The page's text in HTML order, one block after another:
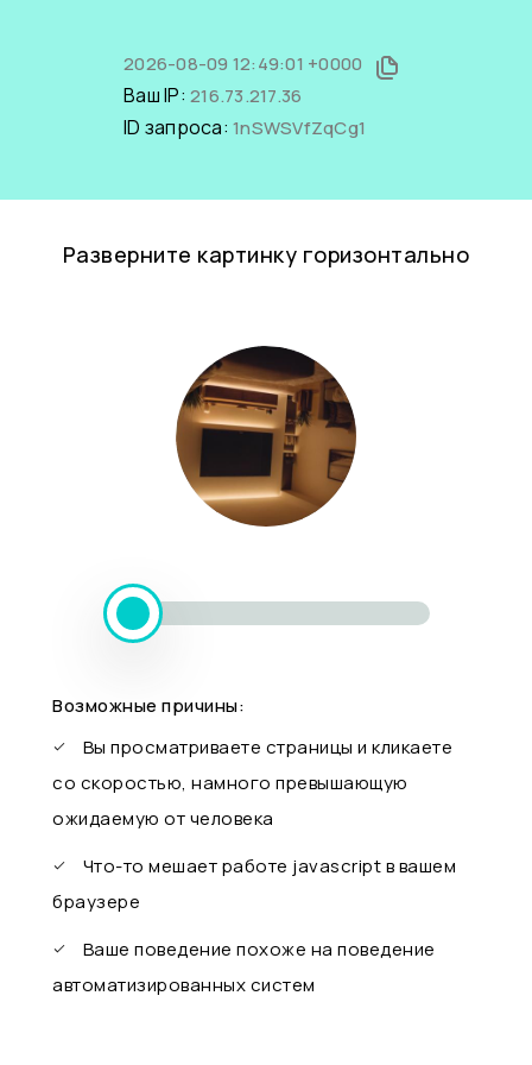
2026-08-09 12:49:01 +0000
Ваш IP: 216.73.217.36
ID запроса: 1nSWSVfZqCg1
Разверните картинку горизонтально
Возможные причины:
Вы просматриваете страницы и кликаете
со скоростью, намного превышающую
ожидаемую от человека
Что-то мешает работе javascript в вашем
браузере
Ваше поведение похоже на поведение
автоматизированных систем